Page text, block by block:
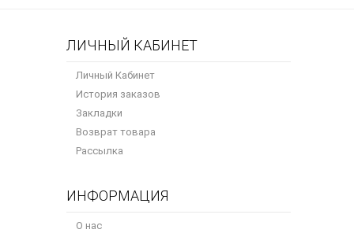
ЛИЧНЫЙ КАБИНЕТ
Личный Кабинет
История заказов
Закладки
Возврат товара
Рассылка
ИНФОРМАЦИЯ
О нас